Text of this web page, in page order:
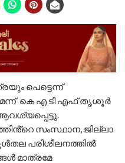
പെട്ടെന്ന്
കെ എ ടി എഫ് തൃശൂർ
ആവശ്യപ്പെട്ടു.
സംസ്ഥാന, ജില്ലാ
പരിശീലനത്തിൽ
മാത്രമേ